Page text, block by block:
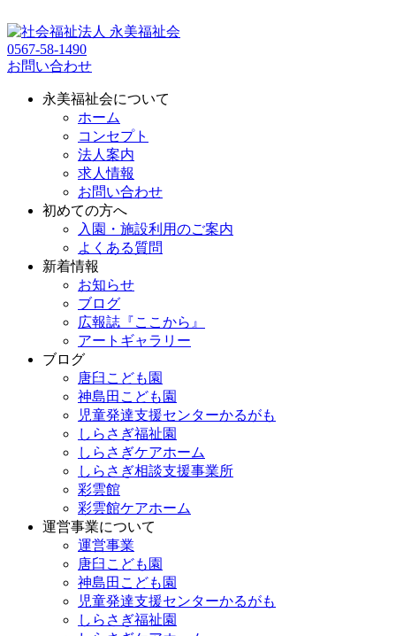
0567-58-1490
お問い合わせ
永美福祉会について
ホーム
コンセプト
法人案内
求人情報
お問い合わせ
初めての方へ
入園・施設利用のご案内
よくある質問
新着情報
お知らせ
ブログ
広報誌『ここから』
アートギャラリー
ブログ
唐臼こども園
神島田こども園
児童発達支援センターかるがも
しらさぎ福祉園
しらさぎケアホーム
しらさぎ相談支援事業所
彩雲館
彩雲館ケアホーム
運営事業について
運営事業
唐臼こども園
神島田こども園
児童発達支援センターかるがも
しらさぎ福祉園